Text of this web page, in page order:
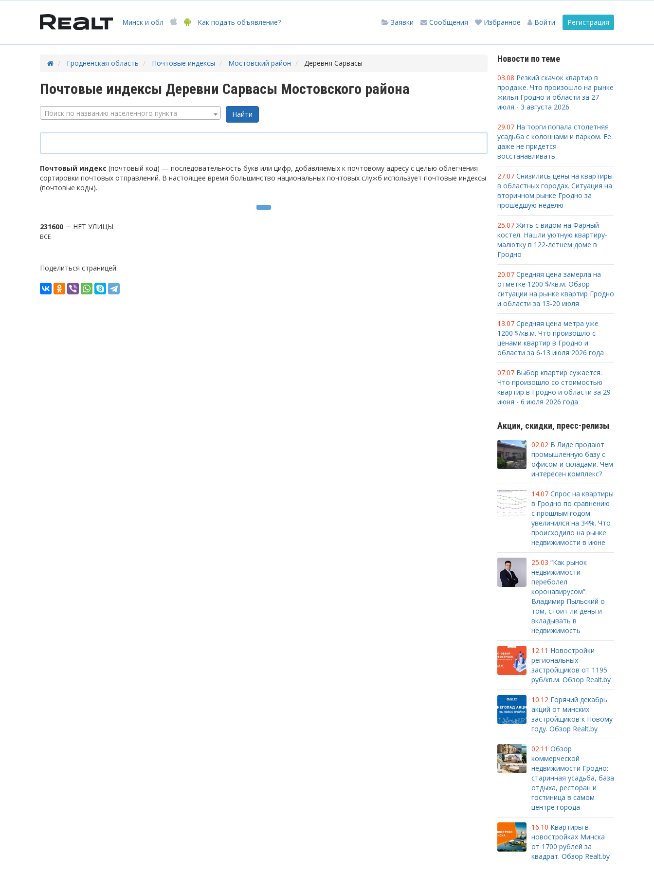
Минск и обл Как подать объявление? Регистрация
Войти
Избранное
Сообщения
Заявки
Гродненская область Почтовые индексы Мостовский район Деревня Сарвасы
Почтовые индексы Деревни Сарвасы Мостовского района
Поиск по названию населенного пункта
Почтовый индекс (почтовый код) — последовательность букв или цифр, добавляемых к почтовому адресу с целью облегчения
сортировки почтовых отправлений. В настоящее время большинство национальных почтовых служб использует почтовые индексы
(почтовые коды).
231600 НЕТ УЛИЦЫ
ВСЕ
Поделиться страницей:
Новости по теме
03.08 Резкий скачок квартир в
продаже. Что произошло на рынке
жилья Гродно и области за 27
июля - 3 августа 2026
29.07 На торги попала столетняя
усадьба с колоннами и парком. Ее
даже не придется
восстанавливать
27.07 Снизились цены на квартиры
в областных городах. Ситуация на
вторичном рынке Гродно за
прошедшую неделю
25.07 Жить с видом на Фарный
костел. Нашли уютную квартиру-
малютку в 122-летнем доме в
Гродно
20.07 Средняя цена замерла на
отметке 1200 $/кв.м. Обзор
ситуации на рынке квартир Гродно
и области за 13-20 июля
13.07 Средняя цена метра уже
1200 $/кв.м. Что произошло с
ценами квартир в Гродно и
области за 6-13 июля 2026 года
07.07 Выбор квартир сужается.
Что произошло со стоимостью
квартир в Гродно и области за 29
июня - 6 июля 2026 года
Акции, скидки, пресс-релизы
02.02 В Лиде продают
промышленную базу с
офисом и складами. Чем
интересен комплекс?
14.07 Спрос на квартиры
в Гродно по сравнению
с прошлым годом
увеличился на 34%. Что
происходило на рынке
недвижимости в июне
25.03 “Как рынок
недвижимости
переболел
коронавирусом”.
Владимир Пыльский о
том, стоит ли деньги
вкладывать в
недвижимость
12.11 Новостройки
региональных
застройщиков от 1195
руб/кв.м. Обзор Realt.by
10.12 Горячий декабрь
акций от минских
застройщиков к Новому
году. Обзор Realt.by
02.11 Обзор
коммерческой
недвижимости Гродно:
старинная усадьба, база
отдыха, ресторан и
гостиница в самом
центре города
16.10 Квартиры в
новостройках Минска
от 1700 рублей за
квадрат. Обзор Realt.by